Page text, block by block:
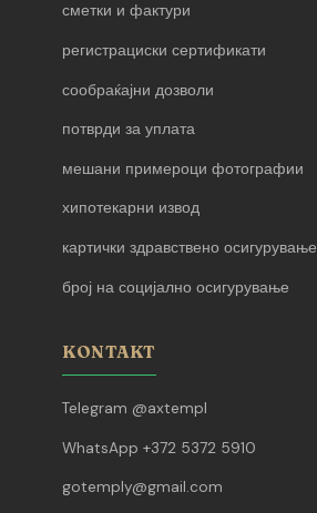
сметки и фактури
регистрациски сертификати
сообраќајни дозволи
потврди за уплата
мешани примероци фотографии
хипотекарни извод
картички здравствено осигурување
број на социјално осигурување
KONTAKT
Telegram @axtempl
WhatsApp +372 5372 5910
gotemply@gmail.com